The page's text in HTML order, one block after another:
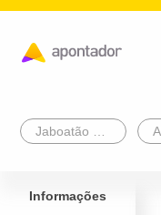
Informações